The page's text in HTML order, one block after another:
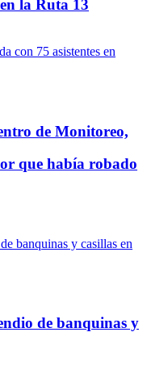
la Ruta 13
de Monitoreo,
que había robado
de banquinas y